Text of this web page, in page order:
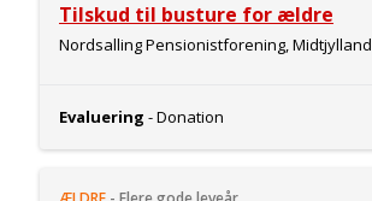
Tilskud til busture for ældre
Nordsalling Pensionistforening, Midtjylland
Evaluering - Donation